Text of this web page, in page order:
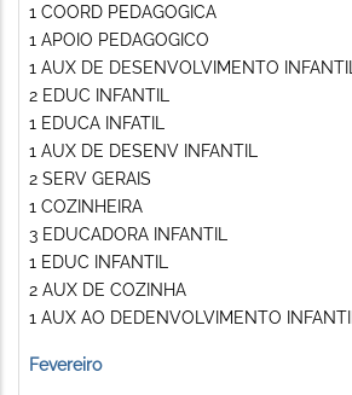
1 COORD PEDAGOGICA
1 APOIO PEDAGOGICO
1 AUX DE DESENVOLVIMENTO INFANTIL
2 EDUC INFANTIL
1 EDUCA INFATIL
1 AUX DE DESENV INFANTIL
2 SERV GERAIS
1 COZINHEIRA
3 EDUCADORA INFANTIL
1 EDUC INFANTIL
2 AUX DE COZINHA
1 AUX AO DEDENVOLVIMENTO INFANTIL
Fevereiro